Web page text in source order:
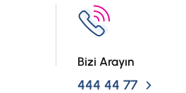
Bizi Arayın
444 44 77